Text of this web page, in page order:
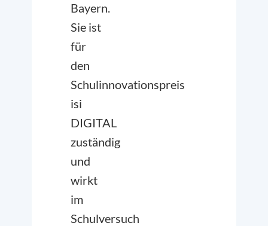
Bayern.
Sie ist
für
den
Schulinnovationspreis
isi
DIGITAL
zuständig
und
wirkt
im
Schulversuch